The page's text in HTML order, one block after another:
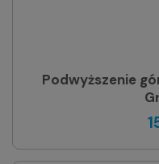
Podwyższenie